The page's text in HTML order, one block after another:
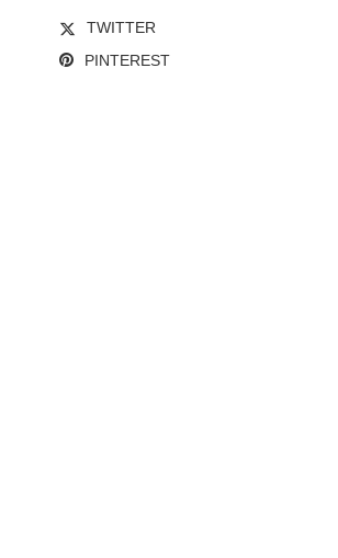
TWITTER
PINTEREST